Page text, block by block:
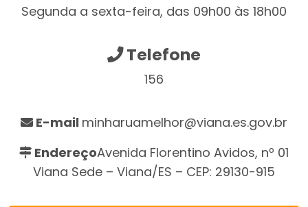
Segunda a sexta-feira, das 09h00 às 18h00
Telefone
156
E-mail minharuamelhor@viana.es.gov.br
EndereçoAvenida Florentino Avidos, nº 01
Viana Sede – Viana/ES – CEP: 29130-915